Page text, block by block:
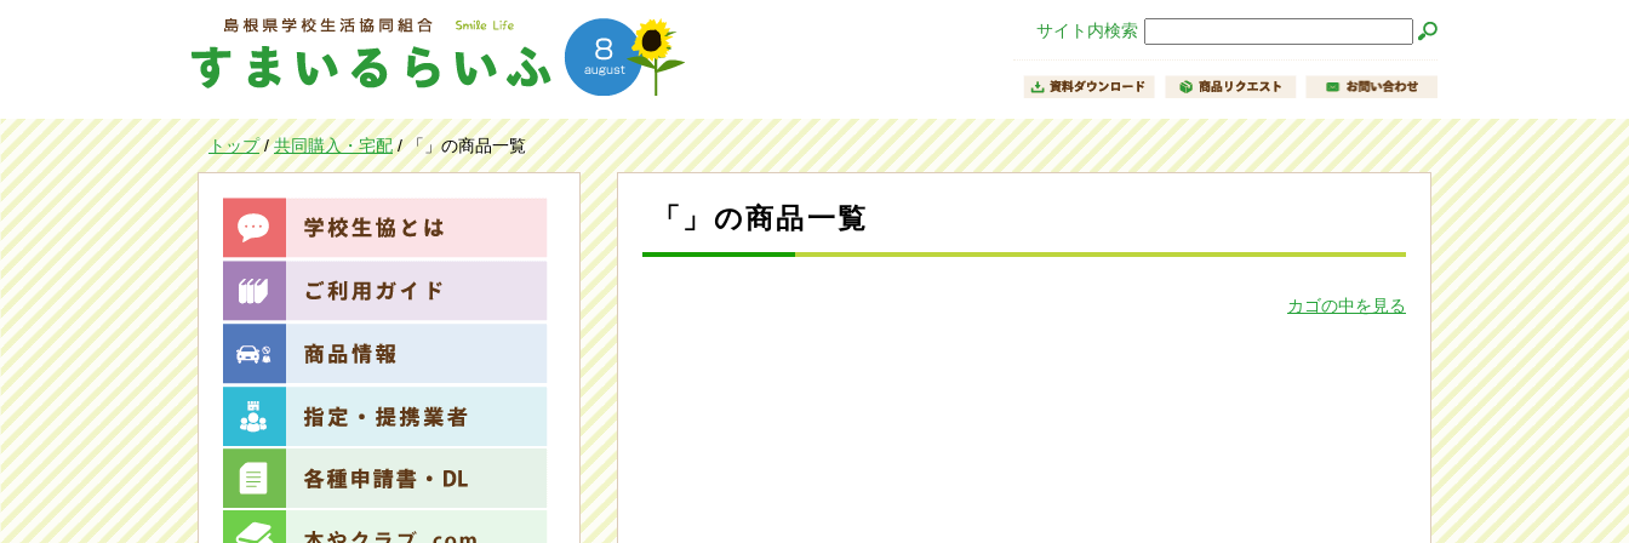
サイト内検索
現
在
の
位
置：
トップ/共同購入・宅配/「」の商品一覧
「」の商品一覧
カゴの中を見る